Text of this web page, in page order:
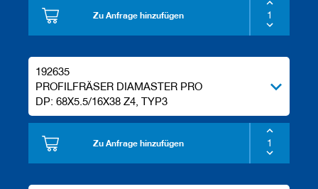
Zu Anfrage hinzufügen
192635
PROFILFRÄSER DIAMASTER PRO
DP: 68X5.5/16X38 Z4, TYP3
Zu Anfrage hinzufügen